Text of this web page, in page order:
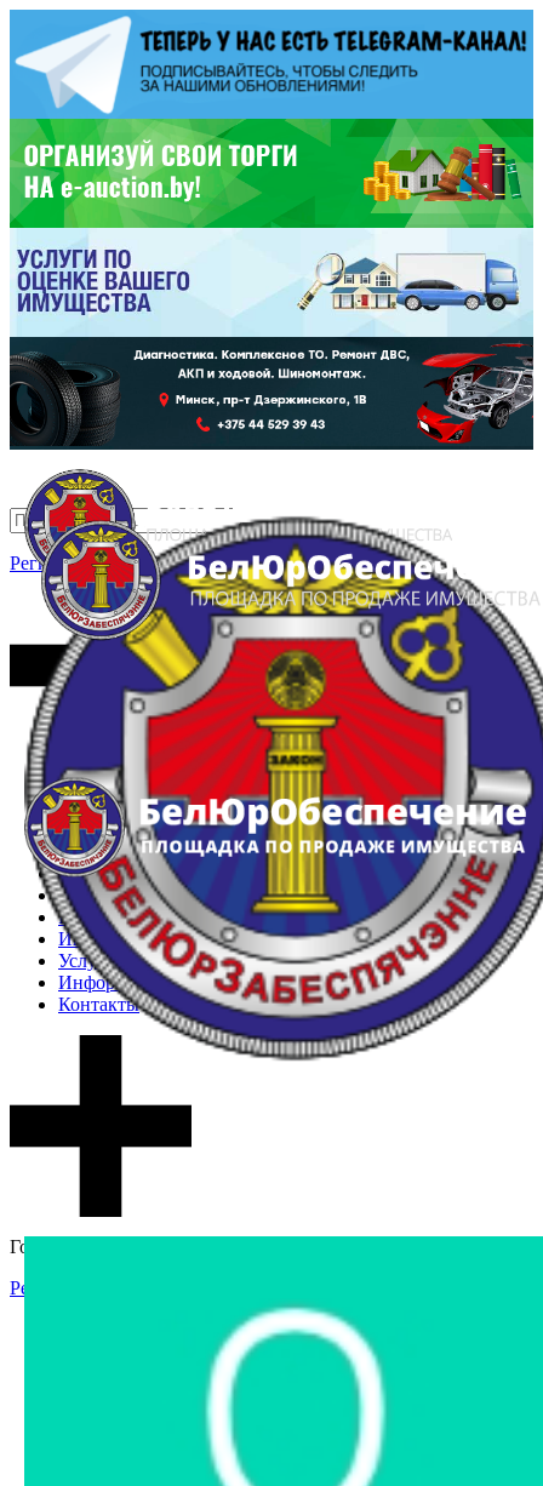
Регистрация Вход
Главная
Арестованное имущество
Реестр несостоявшихся торгов
Реестр переоценок
Частное имущество
Государственное имущество
Интернет-магазин
Интернет-витрина
Услуги
Информация
Контакты
Гостевой доступ
Регистрация
Интернет-магазин
Интернет-витрина